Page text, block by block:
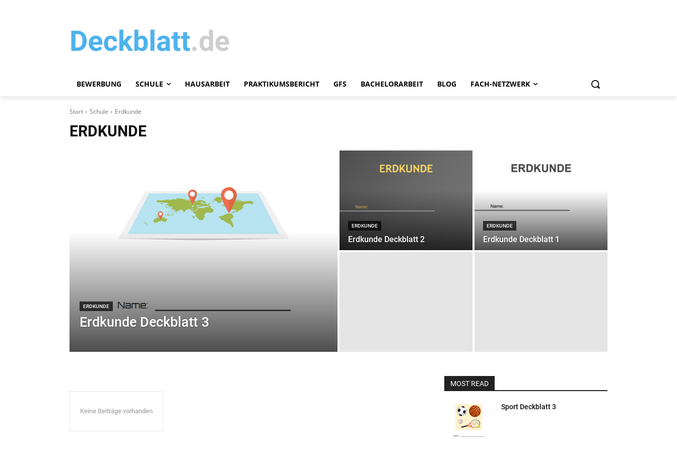
BEWERBUNG SCHULE HAUSARBEIT PRAKTIKUMSBERICHT GFS BACHELORARBEIT BLOG FACH-NETZWERK
Start Schule Erdkunde
ERDKUNDE
ERDKUNDE
Erdkunde Deckblatt 3
ERDKUNDE
Erdkunde Deckblatt 2
ERDKUNDE
Erdkunde Deckblatt 1
Keine Beiträge vorhanden
MOST READ
Sport Deckblatt 3